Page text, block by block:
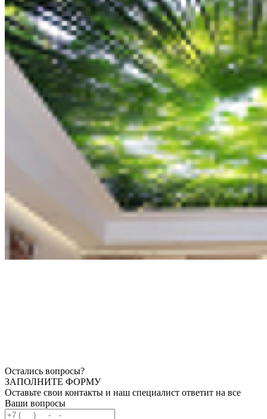
Остались вопросы?
ЗАПОЛНИТЕ ФОРМУ
Оставьте свои контакты и наш специалист ответит на все
Ваши вопросы